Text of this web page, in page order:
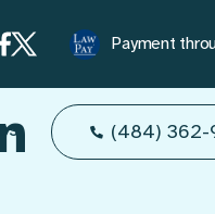
Payment
(484)